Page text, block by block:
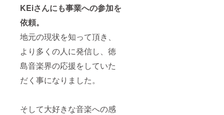
KEiさんにも事業への参加を
依頼。
地元の現状を知って頂き、
より多くの人に発信し、徳
島音楽界の応援をしていた
だく事になりました。
そして大好きな音楽への感